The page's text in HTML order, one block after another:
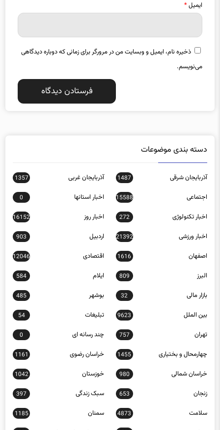
ایمیل*
ذخیره نام، ایمیل و وبسایت من در مرورگر برای زمانی که دوباره دیدگاهی
می‌نویسم.
دسته بندی موضوعات
آذربایجان شرقی 1487 آذربایجان غربی 1357
اجتماعی 15588 اخبار استانها 0
اخبار تکنولوژی 272 اخبار روز 16152
اخبار ورزشی 21392 اردبیل 903
اصفهان 1616 اقتصادی 12046
البرز 809 ایلام 584
بازار مالی 32 بوشهر 485
بین الملل 9623 تبلیغات 54
تهران 757 چند رسانه ای 0
چهارمحال و بختیاری 1455 خراسان رضوی 1161
خراسان شمالی 980 خوزستان 1042
زنجان 653 سبک زندگی 397
سلامت 4873 سمنان 1185